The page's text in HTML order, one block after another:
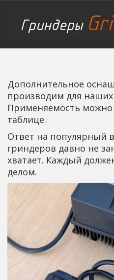
Дополнительное
производим для наших
Применяемость можно
таблице.
Ответ на популярный
гриндеров давно не
хватает. Каждый
делом.